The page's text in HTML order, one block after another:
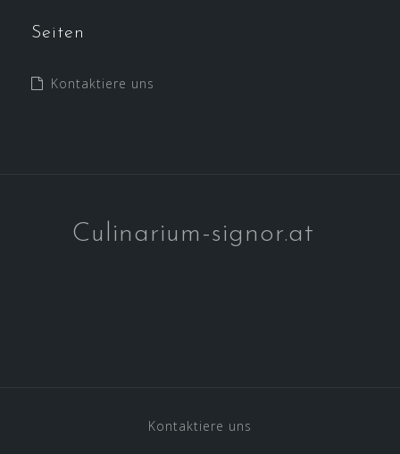
Seiten
Kontaktiere uns
Culinarium-signor.at
Kontaktiere uns